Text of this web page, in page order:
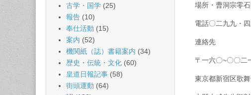
場所・曹洞宗零
電話〇二九九・
連絡先
〒一六〇~〇〇二
東京都新宿区歌
古学・国学 (25)
報告 (10)
奉仕活動 (15)
案内 (52)
機関紙（誌）書籍案内 (34)
歴史・伝統・文化 (60)
皇道日報記事 (58)
街頭運動 (64)